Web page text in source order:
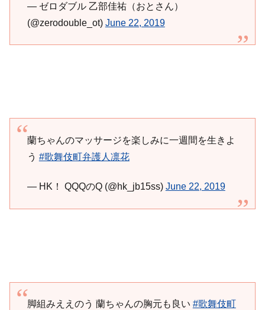
— ゼロダブル 乙部佳祐（おとさん）
(@zerodouble_ot) June 22, 2019
蘭ちゃんのマッサージを楽しみに一週間を生きよ
う #歌舞伎町弁護人凛花
— HK！ QQQのQ (@hk_jb15ss) June 22, 2019
脚組みええのう 蘭ちゃんの胸元も良い #歌舞伎町